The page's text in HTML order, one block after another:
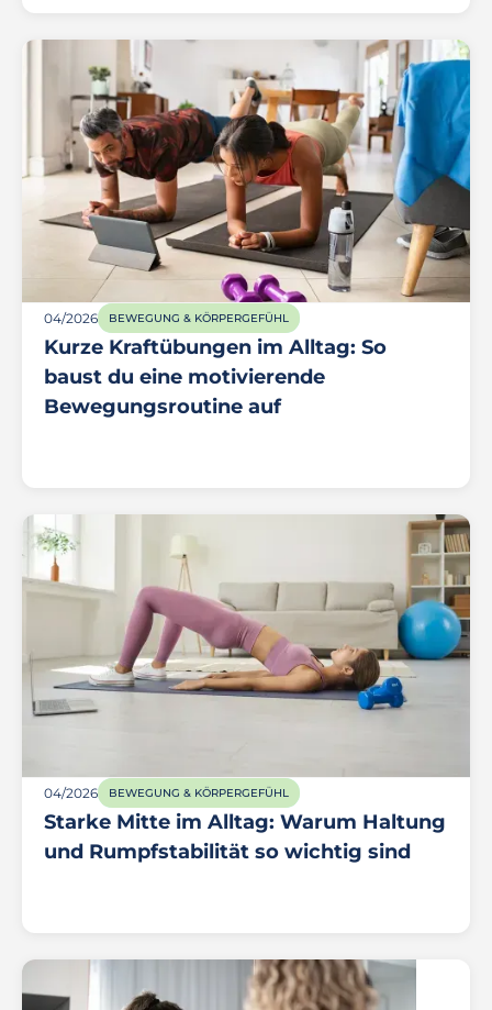
04/2026 BEWEGUNG & KÖRPERGEFÜHL
Kurze Kraftübungen im Alltag: So
baust du eine motivierende
Bewegungsroutine auf
04/2026 BEWEGUNG & KÖRPERGEFÜHL
Starke Mitte im Alltag: Warum Haltung
und Rumpfstabilität so wichtig sind